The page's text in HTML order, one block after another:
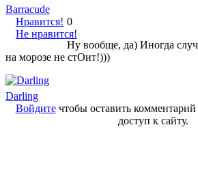
Barracude
Нравится!
Не нравится!
0
Ну вообще, да) Иногда
на морозе не стОит!)))
Darling
Войдитечтобы оставить
доступ к сайту.